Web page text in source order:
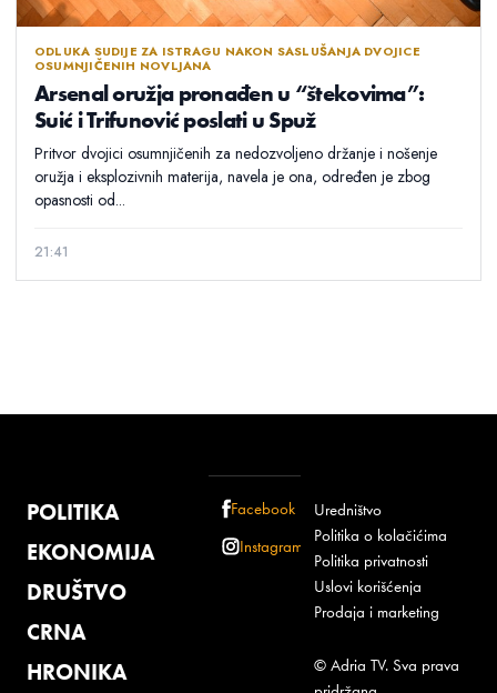
ODLUKA SUDIJE ZA ISTRAGU NAKON SASLUŠANJA DVOJICE
OSUMNJIČENIH NOVLJANA
Arsenal oružja pronađen u “štekovima”:
Suić i Trifunović poslati u Spuž
Pritvor dvojici osumnjičenih za nedozvoljeno držanje i nošenje
oružja i eksplozivnih materija, navela je ona, određen je zbog
opasnosti od...
21:41
POLITIKA
EKONOMIJA
DRUŠTVO
CRNA
HRONIKA
Facebook
Instagram
Uredništvo
Politika o kolačićima
Politika privatnosti
Uslovi korišćenja
Prodaja i marketing
© Adria TV. Sva prava